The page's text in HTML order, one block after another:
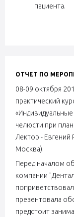
пациента.
ОТЧЕТ ПО
08-09 октября
практический
челюсти при
Лектор - Евгений
Москва).
Перед началом
компании
презентовала
предстоит